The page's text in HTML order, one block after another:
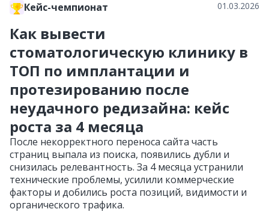
Кейс-чемпионат 01.03.2026
Как вывести
стоматологическую клинику в
ТОП по имплантации и
протезированию после
неудачного редизайна: кейс
роста за 4 месяца
После некорректного переноса сайта часть
страниц выпала из поиска, появились дубли и
снизилась релевантность. За 4 месяца устранили
технические проблемы, усилили коммерческие
факторы и добились роста позиций, видимости и
органического трафика.